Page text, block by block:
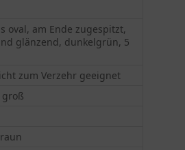
oval, am Ende zugespitzt,
glänzend, dunkelgrün, 5
zum Verzehr geeignet
groß